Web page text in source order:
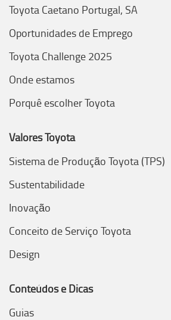
Toyota Caetano Portugal, SA
Oportunidades de Emprego
Toyota Challenge 2025
Onde estamos
Porquê escolher Toyota
Valores Toyota
Sistema de Produção Toyota (TPS)
Sustentabilidade
Inovação
Conceito de Serviço Toyota
Design
Conteúdos e Dicas
Guias